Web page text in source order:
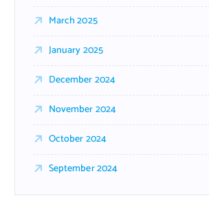
March 2025
January 2025
December 2024
November 2024
October 2024
September 2024